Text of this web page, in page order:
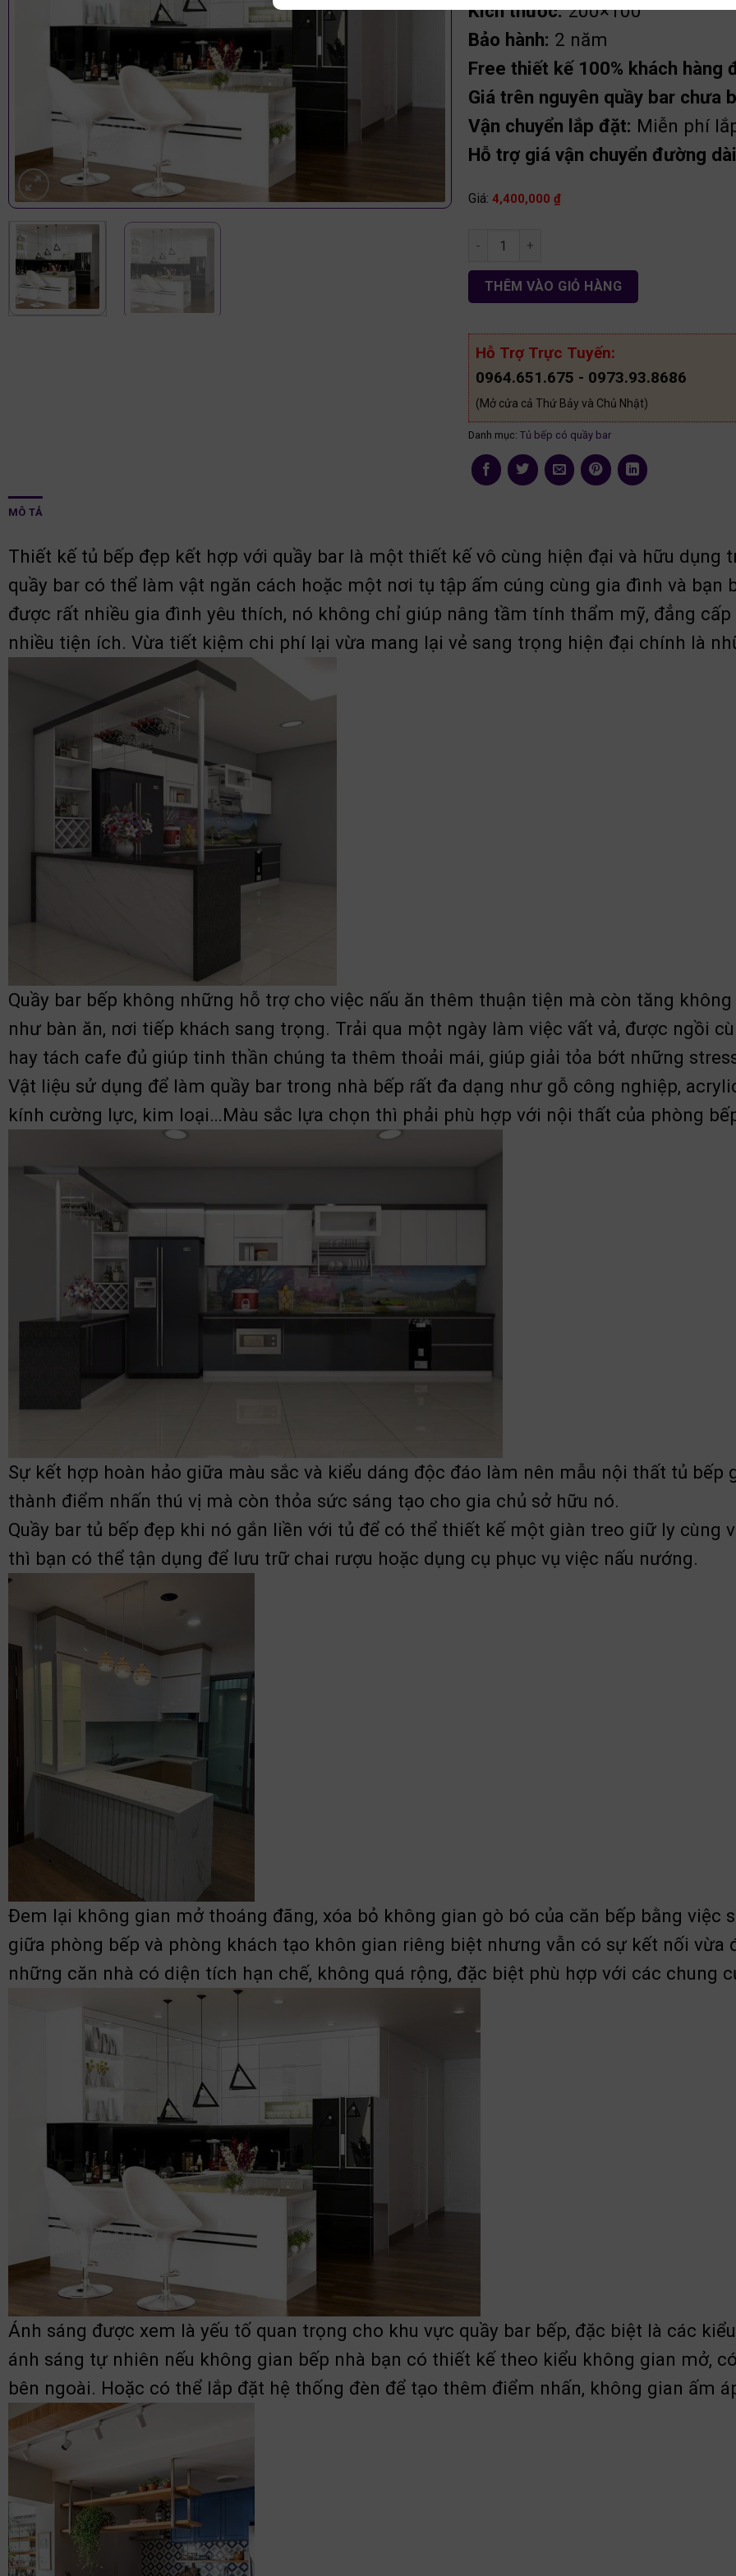
Kích thước:200×100
Bảo hành: 2 năm
Free thiết kế 100% khách
Giá trên nguyên quầy bar chưa
Vận chuyển lắp đặt: Miễn phí
Hỗ trợ giá vận chuyển đường
Giá: 4,400,000 ₫
Tủ bếp có quầy bar gỗ MDF TB107 số lượng
THÊM VÀO GIỎ HÀNG
Hỗ Trợ Trực Tuyến:
0964.651.675 - 0973.93.8686
(Mở cửa cả Thứ Bảy và Chủ Nhật)
Danh mục: Tủ bếp có quầy bar
MÔ TẢ
Thiết kế tủ bếp đẹp kết hợp với quầy bar là một thiết kế vô cùng hiện đại và hữu dụng
quầy bar có thể làm vật ngăn cách hoặc một nơi tụ tập ấm cúng cùng gia đình và bạn
được rất nhiều gia đình yêu thích, nó không chỉ giúp nâng tầm tính thẩm mỹ, đẳng
nhiều tiện ích. Vừa tiết kiệm chi phí lại vừa mang lại vẻ sang trọng hiện đại chính là
Quầy bar bếp không những hỗ trợ cho việc nấu ăn thêm thuận tiện mà còn tăng
như bàn ăn, nơi tiếp khách sang trọng. Trải qua một ngày làm việc vất vả, được ngồi
hay tách cafe đủ giúp tinh thần chúng ta thêm thoải mái, giúp giải tỏa bớt những
Vật liệu sử dụng để làm quầy bar trong nhà bếp rất đa dạng như gỗ công nghiệp,
kính cường lực, kim loại…Màu sắc lựa chọn thì phải phù hợp với nội thất của phòng
Sự kết hợp hoàn hảo giữa màu sắc và kiểu dáng độc đáo làm nên mẫu nội thất tủ bếp
thành điểm nhấn thú vị mà còn thỏa sức sáng tạo cho gia chủ sở hữu nó.
Quầy bar tủ bếp đẹp khi nó gắn liền với tủ để có thể thiết kế một giàn treo giữ ly cùng
thì bạn có thể tận dụng để lưu trữ chai rượu hoặc dụng cụ phục vụ việc nấu nướng.
Đem lại không gian mở thoáng đãng, xóa bỏ không gian gò bó của căn bếp bằng việc
giữa phòng bếp và phòng khách tạo khôn gian riêng biệt nhưng vẫn có sự kết nối
những căn nhà có diện tích hạn chế, không quá rộng, đặc biệt phù hợp với các chung
Ánh sáng được xem là yếu tố quan trọng cho khu vực quầy bar bếp, đặc biệt là các
ánh sáng tự nhiên nếu không gian bếp nhà bạn có thiết kế theo kiểu không gian mở,
bên ngoài. Hoặc có thể lắp đặt hệ thống đèn để tạo thêm điểm nhấn, không gian ấm